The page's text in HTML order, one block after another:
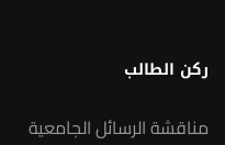
ركن الطالب
مناقشة الرسائل الجامعية